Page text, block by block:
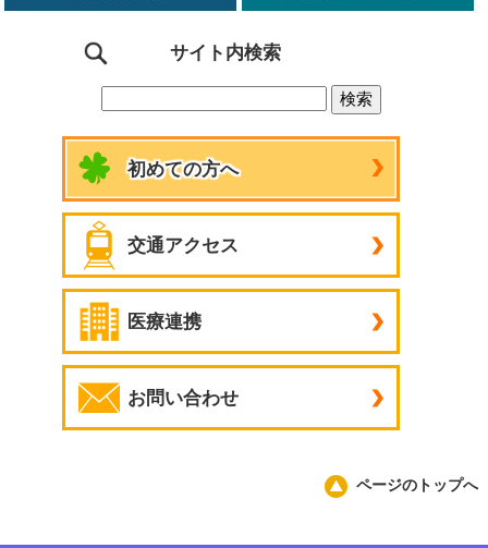
サイト内検索
初めての方へ
交通アクセス
医療連携
お問い合わせ
ページのトップへ